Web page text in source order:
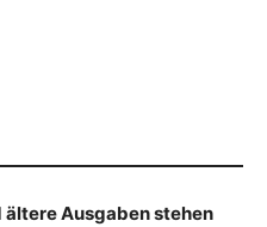
Ausgaben stehen